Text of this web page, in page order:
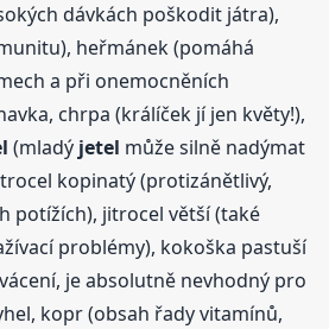
dávkách poškodit játra),
heřmánek (pomáhá
a při onemocněních
chrpa (králíček jí jen květy!),
(mladý jetel může silně nadýmat
kopinatý (protizánětlivý,
potížích), jitrocel větší (také
problémy), kokoška pastuší
je absolutně nevhodný pro
kopr (obsah řady vitamínů,